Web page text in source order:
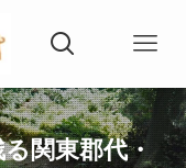
関東郡代・